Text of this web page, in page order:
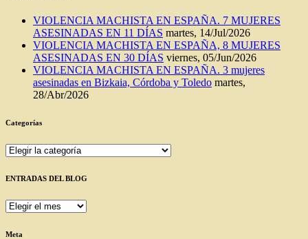
VIOLENCIA MACHISTA EN ESPAÑA. 7 MUJERES
ASESINADAS EN 11 DÍAS martes, 14/Jul/2026
VIOLENCIA MACHISTA EN ESPAÑA, 8 MUJERES
ASESINADAS EN 30 DÍAS viernes, 05/Jun/2026
VIOLENCIA MACHISTA EN ESPAÑA. 3 mujeres
asesinadas en Bizkaia, Córdoba y Toledo martes,
28/Abr/2026
Categorías
Categorías
ENTRADAS DEL BLOG
ENTRADAS
BLOG
Meta